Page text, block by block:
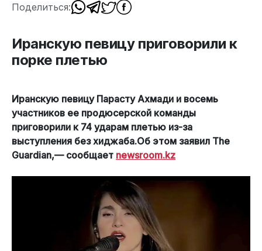
Поделиться:
Иранскую певицу приговорили к
порке плетью
Иранскую певицу Парасту Ахмади и восемь
участников ее продюсерской команды
приговорили к 74 ударам плетью из-за
выступления без хиджаба.Об этом заявил The
Guardian,— сообщает newsroom.kz